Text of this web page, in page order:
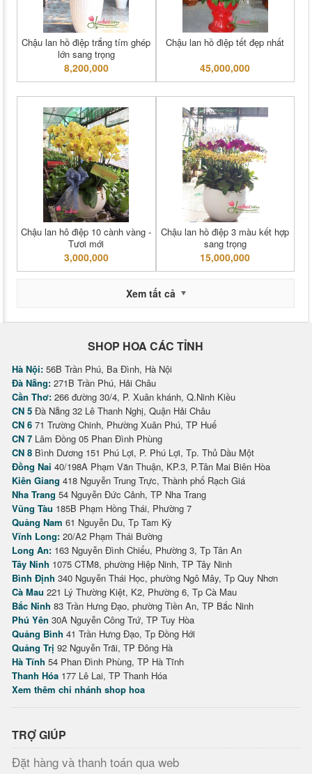
Chậu lan hồ điệp trắng tím ghép
lớn sang trọng
8,200,000
Chậu lan hồ điệp tết đẹp nhất
45,000,000
Chậu lan hô điệp 10 cành vàng -
Tươi mới
3,000,000
Chậu lan hồ điệp 3 màu kết hợp
sang trọng
15,000,000
Xem tất cả
SHOP HOA CÁC TỈNH
Hà Nội: 56B Trần Phú, Ba Đình, Hà Nội
Đà Nẵng: 271B Trần Phú, Hải Châu
Cần Thơ: 266 đường 30/4, P. Xuân khánh, Q.Ninh Kiều
CN 5 Đà Nẵng 32 Lê Thanh Nghị, Quận Hải Châu
CN 6 71 Trường Chinh, Phường Xuân Phú, TP Huế
CN 7 Lâm Đồng 05 Phan Đình Phùng
CN 8 Bình Dương 151 Phú Lợi, P. Phú Lợi, Tp. Thủ Dầu Một
Đồng Nai 40/198A Phạm Văn Thuận, KP.3, P.Tân Mai Biên Hòa
Kiên Giang 418 Nguyễn Trung Trực, Thành phố Rạch Giá
Nha Trang 54 Nguyễn Đức Cảnh, TP Nha Trang
Vũng Tàu 185B Phạm Hồng Thái, Phường 7
Quảng Nam 61 Nguyễn Du, Tp Tam Kỳ
Vĩnh Long: 20/A2 Phạm Thái Bường
Long An: 163 Nguyễn Đình Chiểu, Phường 3, Tp Tân An
Tây Ninh 1075 CTM8, phường Hiệp Ninh, TP Tây Ninh
Bình Định 340 Nguyễn Thái Học, phường Ngô Mây, Tp Quy Nhơn
Cà Mau 221 Lý Thường Kiệt, K2, Phường 6, Tp Cà Mau
Bắc Ninh 83 Trần Hưng Đạo, phường Tiền An, TP Bắc Ninh
Phú Yên 30A Nguyễn Công Trứ, TP Tuy Hòa
Quảng Bình 41 Trần Hưng Đạo, Tp Đồng Hới
Quảng Trị 92 Nguyễn Trãi, TP Đông Hà
Hà Tĩnh 54 Phan Đình Phùng, TP Hà Tĩnh
Thanh Hóa 177 Lê Lai, TP Thanh Hóa
Xem thêm chi nhánh shop hoa
TRỢ GIÚP
Đặt hàng và thanh toán qua web